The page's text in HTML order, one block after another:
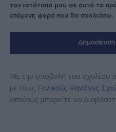
τον ιστότοπό μου σε αυτό το
επόμενη φορά που θα σχολιάσω.
Με την υποβολή του σχολίου
με τους Γενικούς Κανόνες
οποίους μπορείτε να